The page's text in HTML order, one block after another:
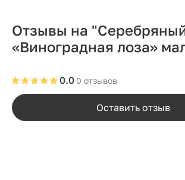
Отзывы на
«Виноградная лоза»
0 отзывов
0.0
Оставить отзыв